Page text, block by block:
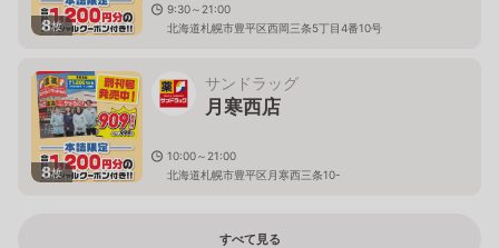
8枚
9:30～21:00
北海道札幌市豊平区西岡三条5丁目4番10号
8枚
サンドラッグ
月寒西店
10:00～21:00
北海道札幌市豊平区月寒西三条10-
すべて見る